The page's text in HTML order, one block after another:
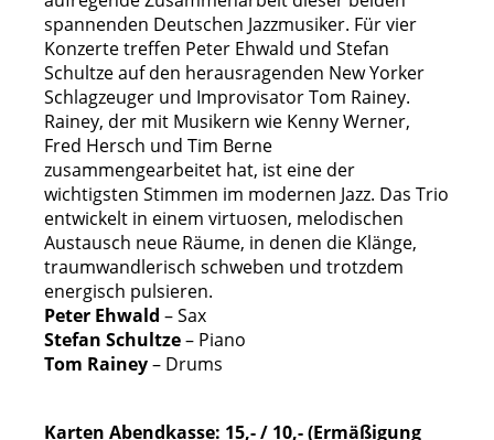
spannenden Deutschen Jazzmusiker. Für vier
Konzerte treffen Peter Ehwald und Stefan
Schultze auf den herausragenden New Yorker
Schlagzeuger und Improvisator Tom Rainey.
Rainey, der mit Musikern wie Kenny Werner,
Fred Hersch und Tim Berne
zusammengearbeitet hat, ist eine der
wichtigsten Stimmen im modernen Jazz. Das Trio
entwickelt in einem virtuosen, melodischen
Austausch neue Räume, in denen die Klänge,
traumwandlerisch schweben und trotzdem
energisch pulsieren.
Peter Ehwald – Sax
Stefan Schultze– Piano
Tom Rainey– Drums
Karten Abendkasse: 15,- / 10,- (Ermäßigung